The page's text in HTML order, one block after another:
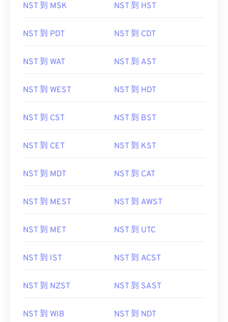
NST 到 MSK NST 到 HST
NST 到 PDT NST 到 CDT
NST 到 WAT NST 到 AST
NST 到 WEST NST 到 HDT
NST 到 CST NST 到 BST
NST 到 CET NST 到 KST
NST 到 MDT NST 到 CAT
NST 到 MEST NST 到 AWST
NST 到 MET NST 到 UTC
NST 到 IST NST 到 ACST
NST 到 NZST NST 到 SAST
NST 到 WIB NST 到 NDT